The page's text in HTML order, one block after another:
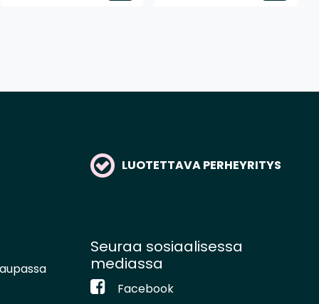
LUOTETTAVA PERHEYRITYS
Seuraa sosiaalisessa
mediassa
Facebook